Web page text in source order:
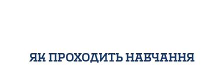
як проходить навчання